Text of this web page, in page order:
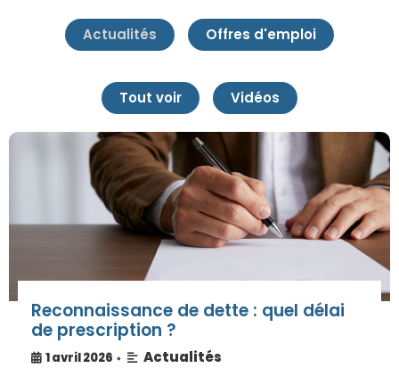
Actualités Offres d'emploi
Tout voir Vidéos
Reconnaissance de dette : quel délai
de prescription ?
1 avril 2026 • Actualités